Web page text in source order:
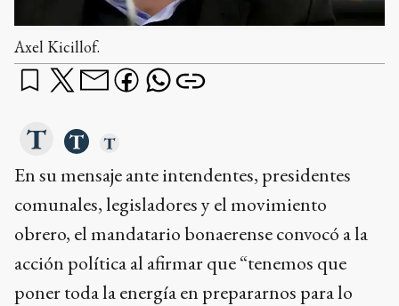
Axel Kicillof.
En su mensaje ante intendentes, presidentes
comunales, legisladores y el movimiento
obrero, el mandatario bonaerense convocó a la
acción política al afirmar que “tenemos que
poner toda la energía en prepararnos para lo